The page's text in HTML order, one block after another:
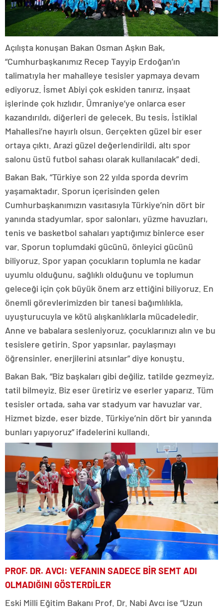
Açılışta konuşan Bakan Osman Aşkın Bak,
“Cumhurbaşkanımız Recep Tayyip Erdoğan’ın
talimatıyla her mahalleye tesisler yapmaya devam
ediyoruz. İsmet Abiyi çok eskiden tanırız, inşaat
işlerinde çok hızlıdır. Ümraniye’ye onlarca eser
kazandırıldı, diğerleri de gelecek. Bu tesis, İstiklal
Mahallesi’ne hayırlı olsun. Gerçekten güzel bir eser
ortaya çıktı. Arazi güzel değerlendirildi, altı spor
salonu üstü futbol sahası olarak kullanılacak” dedi.
Bakan Bak, “Türkiye son 22 yılda sporda devrim
yaşamaktadır. Sporun içerisinden gelen
Cumhurbaşkanımızın vasıtasıyla Türkiye’nin dört bir
yanında stadyumlar, spor salonları, yüzme havuzları,
tenis ve basketbol sahaları yaptığımız binlerce eser
var. Sporun toplumdaki gücünü, önleyici gücünü
biliyoruz. Spor yapan çocukların toplumla ne kadar
uyumlu olduğunu, sağlıklı olduğunu ve toplumun
geleceği için çok büyük önem arz ettiğini biliyoruz. En
önemli görevlerimizden bir tanesi bağımlılıkla,
uyuşturucuyla ve kötü alışkanlıklarla mücadeledir.
Anne ve babalara sesleniyoruz, çocuklarınızı alın ve bu
tesislere getirin. Spor yapsınlar, paylaşmayı
öğrensinler, enerjilerini atsınlar” diye konuştu.
Bakan Bak, “Biz başkaları gibi değiliz, tatilde gezmeyiz,
tatil bilmeyiz. Biz eser üretiriz ve eserler yaparız. Tüm
tesisler ortada, saha var stadyum var havuzlar var.
Hizmet bizde, eser bizde. Türkiye’nin dört bir yanında
bunları yapıyoruz” ifadelerini kullandı.
PROF. DR. AVCI: VEFANIN SADECE BİR SEMT ADI
OLMADIĞINI GÖSTERDİLER
Eski Milli Eğitim Bakanı Prof. Dr. Nabi Avcı ise “Uzun